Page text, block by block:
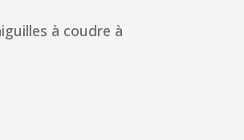
à coudre à